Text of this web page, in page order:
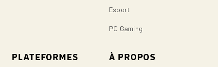
Esport
PC Gaming
PLATEFORMES À PROPOS